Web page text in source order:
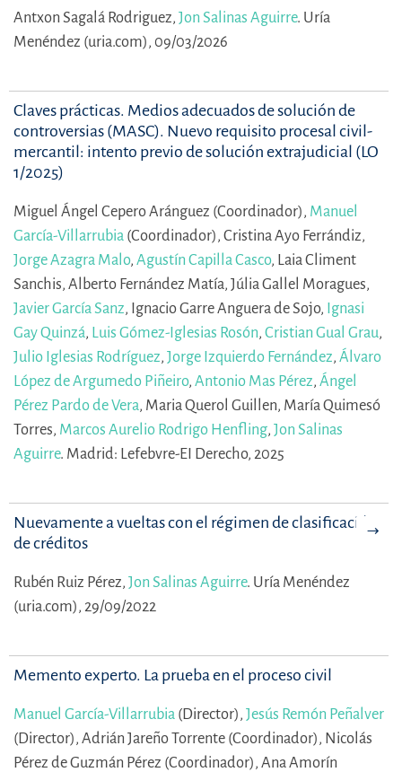
Antxon Sagalá Rodriguez, Jon Salinas Aguirre. Uría
Menéndez (uria.com), 09/03/2026
Claves prácticas. Medios adecuados de solución de
controversias (MASC). Nuevo requisito procesal civil-
mercantil: intento previo de solución extrajudicial (LO
1/2025)
Miguel Ángel Cepero Aránguez (Coordinador), Manuel
García-Villarrubia (Coordinador), Cristina Ayo Ferrándiz,
Jorge Azagra Malo, Agustín Capilla Casco, Laia Climent
Sanchis, Alberto Fernández Matía, Júlia Gallel Moragues,
Javier García Sanz, Ignacio Garre Anguera de Sojo, Ignasi
Gay Quinzá, Luis Gómez-Iglesias Rosón, Cristian Gual Grau,
Julio Iglesias Rodríguez, Jorge Izquierdo Fernández, Álvaro
López de Argumedo Piñeiro, Antonio Mas Pérez, Ángel
Pérez Pardo de Vera, Maria Querol Guillen, María Quimesó
Torres, Marcos Aurelio Rodrigo Henfling, Jon Salinas
Aguirre. Madrid: Lefebvre-EI Derecho, 2025
Nuevamente a vueltas con el régimen de clasificación
de créditos
Rubén Ruiz Pérez, Jon Salinas Aguirre. Uría Menéndez
(uria.com), 29/09/2022
Memento experto. La prueba en el proceso civil
Manuel García-Villarrubia (Director), Jesús Remón Peñalver
(Director), Adrián Jareño Torrente (Coordinador), Nicolás
Pérez de Guzmán Pérez (Coordinador), Ana Amorín